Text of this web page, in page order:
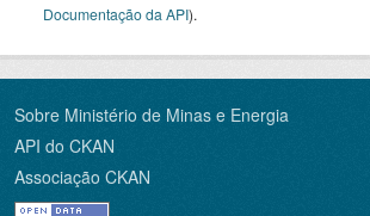
Documentação da API).
Sobre Ministério de Minas e Energia
API do CKAN
Associação CKAN